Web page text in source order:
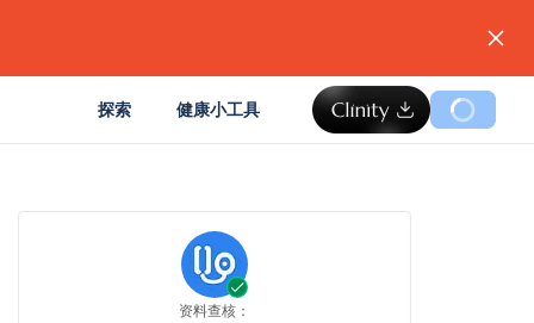
探索 健康小工具
资料查核：